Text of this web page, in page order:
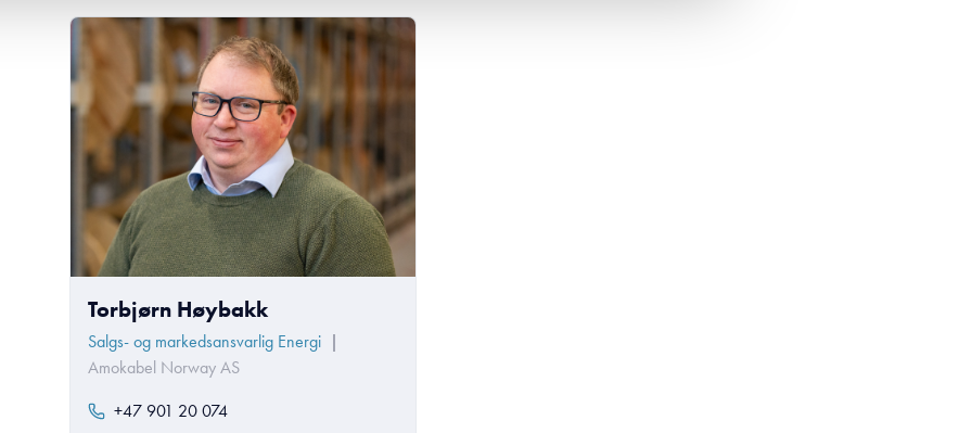
Torbjørn Høybakk
Salgs- og markedsansvarlig Energi |
Amokabel Norway AS
+47 901 20 074